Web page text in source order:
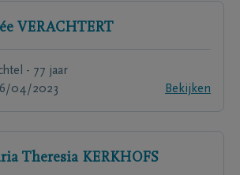
VERACHTERT
- 77 jaar
04/2023
Bekijken
Theresia KERKHOFS